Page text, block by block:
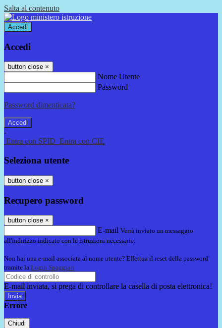
Salta al contenuto
Accedi
Accedi
button close ×
Nome Utente
Password
Password dimenticata?
-
Entra con SPID Entra con CIE
Seleziona utente
button close ×
Recupero password
button close ×
E-mail Verrà inviato un messaggio
all'indirizzo indicato con le istruzioni necessarie.
Non hai una e-mail associata al nome utente? Effettua il reset della password
tramite la Login Spaggiari
E-mail inviata, si prega di controllare la casella di posta elettronica!
Errore
Chiudi